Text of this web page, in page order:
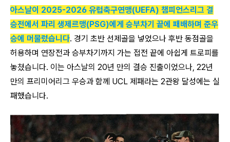
아스날이 2025-2026 유럽축구연맹(UEFA) 챔피언스리그 결
승전에서 파리 생제르맹(PSG)에게 승부차기 끝에 패배하며 준우
승에 머물렀습니다. 경기 초반 선제골을 넣었으나 후반 동점골을
허용하며 연장전과 승부차기까지 가는 접전 끝에 아쉽게 트로피를
놓쳤습니다. 이는 아스날의 20년 만의 결승 진출이었으나, 22년
만의 프리미어리그 우승과 함께 UCL 제패라는 2관왕 달성에는 실
패했습니다.